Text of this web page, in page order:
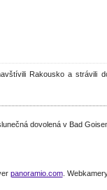
Rakousko a strávili
dovolená v Bad
panoramio.com.